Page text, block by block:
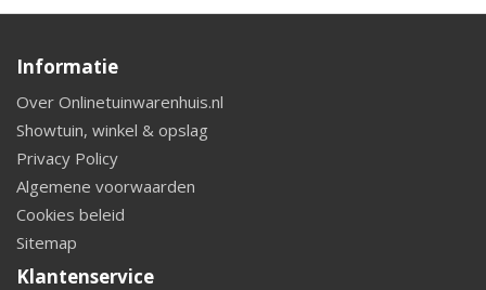
Informatie
Over Onlinetuinwarenhuis.nl
Showtuin, winkel & opslag
Privacy Policy
Algemene voorwaarden
Cookies beleid
Sitemap
Klantenservice